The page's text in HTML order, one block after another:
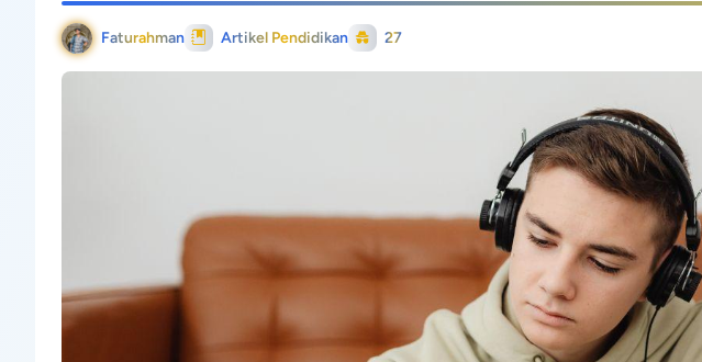
Faturahman Artikel Pendidikan 27